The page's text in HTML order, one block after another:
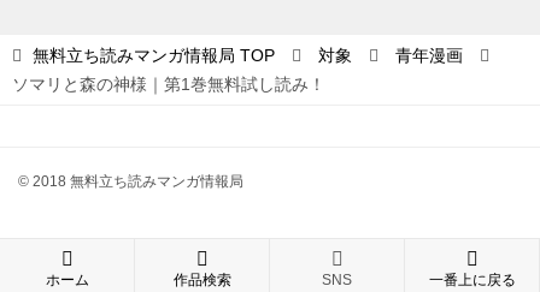
検
無料立ち読みマンガ情報局 TOP 対象
青年漫画
ソマリと森の神様｜第1巻無料試し読み！
© 2018 無料立ち読みマンガ情報局
ホーム 作品検索 SNS 一番上に戻る